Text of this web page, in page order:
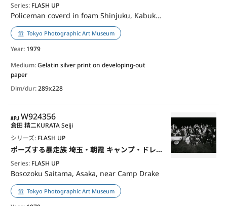
Policeman coverd in foam Shinjuku, Kabukicho
Series: FLASH UP
Tokyo Photographic Art Museum
Year: 1979
Medium:Gelatin silver print on developing-out
paper
Dim/dur:289x228
APJ
W924356
ポーズする暴走族 埼玉・朝霞 キャンプ・ドレイク附近
シリーズ: FLASH UP
Bosozoku Saitama, Asaka, near Camp Drake
Series: FLASH UP
倉田 精二KURATA Seiji
Tokyo Photographic Art Museum